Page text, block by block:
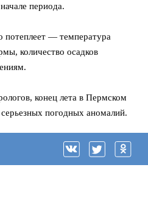
периода.
потеплеет — температура
количество осадков
конец лета в Пермском
погодных аномалий.